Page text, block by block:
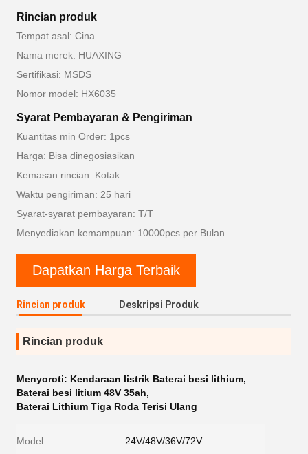
Rincian produk
Tempat asal: Cina
Nama merek: HUAXING
Sertifikasi: MSDS
Nomor model: HX6035
Syarat Pembayaran & Pengiriman
Kuantitas min Order: 1pcs
Harga: Bisa dinegosiasikan
Kemasan rincian: Kotak
Waktu pengiriman: 25 hari
Syarat-syarat pembayaran: T/T
Menyediakan kemampuan: 10000pcs per Bulan
Dapatkan Harga Terbaik
Rincian produk Deskripsi Produk
Rincian produk
Menyoroti: Kendaraan listrik Baterai besi lithium,
Baterai besi litium 48V 35ah,
Baterai Lithium Tiga Roda Terisi Ulang
Model: 24V/48V/36V/72V